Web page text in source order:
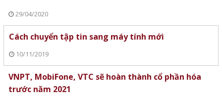
29/04/2020
Cách chuyển tập tin sang máy tính mới
10/11/2019
VNPT, MobiFone, VTC sẽ hoàn thành cổ phần hóa
trước năm 2021